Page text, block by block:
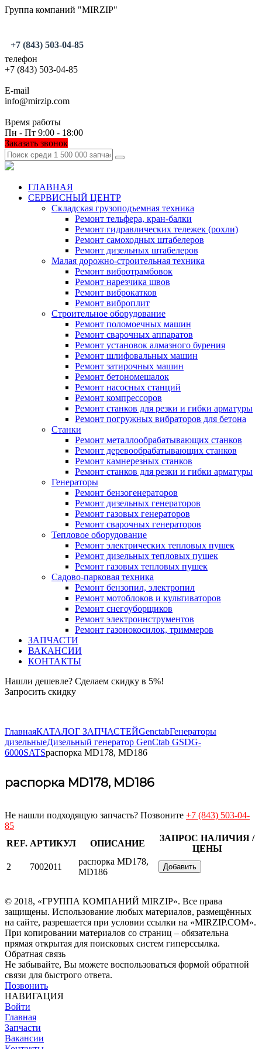
Группа компаний "MIRZIP"
+7 (843) 503-04-85
телефон
+7 (843) 503-04-85
E-mail
info@mirzip.com
Время работы
Пн - Пт 9:00 - 18:00
Заказать звонок
ГЛАВНАЯ
СЕРВИСНЫЙ ЦЕНТР
Складская грузоподъемная техника
Ремонт тельфера, кран-балки
Ремонт гидравлических тележек (рохли)
Ремонт самоходных штабелеров
Ремонт дизельных штабелеров
Малая дорожно-строительная техника
Ремонт вибротрамбовок
Ремонт нарезчика швов
Ремонт виброкатков
Ремонт виброплит
Строительное оборудование
Ремонт поломоечных машин
Ремонт сварочных аппаратов
Ремонт установок алмазного бурения
Ремонт шлифовальных машин
Ремонт затирочных машин
Ремонт бетономешалок
Ремонт насосных станций
Ремонт компрессоров
Ремонт станков для резки и гибки арматуры
Ремонт погружных вибраторов для бетона
Станки
Ремонт металлообрабатывающих станков
Ремонт деревообрабатывающих станков
Ремонт камнерезных станков
Ремонт станков для резки и гибки арматуры
Генераторы
Ремонт бензогенераторов
Ремонт дизельных генераторов
Ремонт газовых генераторов
Ремонт сварочных генераторов
Тепловое оборудование
Ремонт электрических тепловых пушек
Ремонт дизельных тепловых пушек
Ремонт газовых тепловых пушек
Садово-парковая техника
Ремонт бензопил, электропил
Ремонт мотоблоков и культиваторов
Ремонт снегоуборщиков
Ремонт электроинструментов
Ремонт газонокосилок, триммеров
ЗАПЧАСТИ
ВАКАНСИИ
КОНТАКТЫ
Нашли дешевле? Сделаем скидку в 5%!
Запросить скидку
ГлавнаяКАТАЛОГ ЗАПЧАСТЕЙGenctabГенераторы
дизельныеДизельный генератор GenCtab GSDG-
6000SATSраспорка MD178, MD186
распорка MD178, MD186
Не нашли подходящую запчасть? Позвоните +7 (843) 503-04-
85
REF. АРТИКУЛ ОПИСАНИЕ
ЗАПРОС НАЛИЧИЯ /
ЦЕНЫ
2
7002011
распорка MD178,
MD186
Добавить
© 2018, «ГРУППА КОМПАНИЙ MIRZIP». Все права
защищены. Использование любых материалов, размещённых
на сайте, разрешается при условии ссылки на «MIRZIP.COM».
При копировании материалов со страниц – обязательна
прямая открытая для поисковых систем гиперссылка.
Обратная связь
Не забывайте, Вы можете воспользоваться формой обратной
связи для быстрого ответа.
Позвонить
НАВИГАЦИЯ
Войти
Главная
Запчасти
Вакансии